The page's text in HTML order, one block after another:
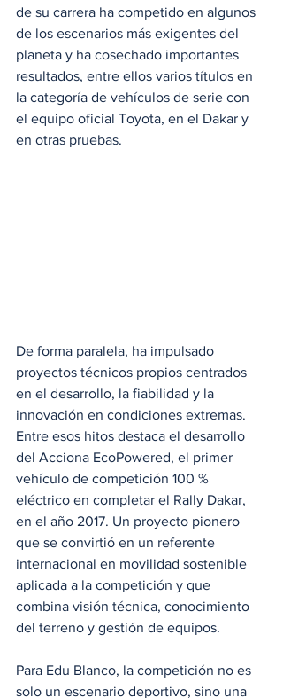
de su carrera ha competido en algunos
de los escenarios más exigentes del
planeta y ha cosechado importantes
resultados, entre ellos varios títulos en
la categoría de vehículos de serie con
el equipo oficial Toyota, en el Dakar y
en otras pruebas.
De forma paralela, ha impulsado
proyectos técnicos propios centrados
en el desarrollo, la fiabilidad y la
innovación en condiciones extremas.
Entre esos hitos destaca el desarrollo
del Acciona EcoPowered, el primer
vehículo de competición 100 %
eléctrico en completar el Rally Dakar,
en el año 2017. Un proyecto pionero
que se convirtió en un referente
internacional en movilidad sostenible
aplicada a la competición y que
combina visión técnica, conocimiento
del terreno y gestión de equipos.
Para Edu Blanco, la competición no es
solo un escenario deportivo, sino una